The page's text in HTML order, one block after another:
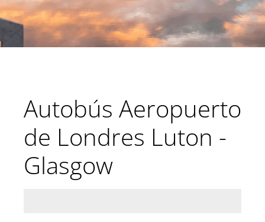
Autobús Aeropuerto
de Londres Luton -
Glasgow